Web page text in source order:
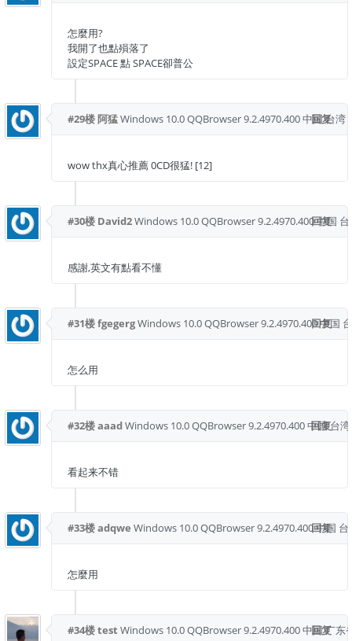
怎麼用?
我開了也點殞落了
設定SPACE 點 SPACE卻普公
回复
#29楼阿猛Windows 10.0QQBrowser 9.2.4970.400中国 台湾
wow thx真心推薦 0CD很猛! [12]
回复
#30楼 David2Windows 10.0QQBrowser 9.2.4970.400中国
感謝,英文有點看不懂
回复
#31楼fgegergWindows 10.0QQBrowser 9.2.4970.400中国
怎么用
回复
#32楼aaadWindows 10.0QQBrowser 9.2.4970.400中国 台
看起来不错
回复
#33楼adqwe Windows 10.0QQBrowser 9.2.4970.400中国 台
怎麼用
回复
#34楼test Windows 10.0QQBrowser 9.2.4970.400中国 广东